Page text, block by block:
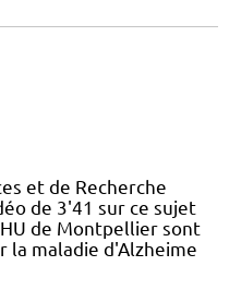
et de Recherche
de 3'41 sur ce sujet
de Montpellier sont
la maladie d'Alzheime